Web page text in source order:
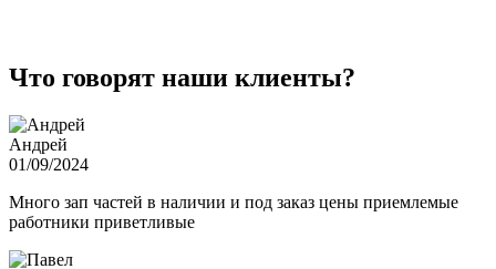
Что говорят наши клиенты?
Андрей
01/09/2024
Много зап частей в наличии и под заказ цены приемлемые
работники приветливые